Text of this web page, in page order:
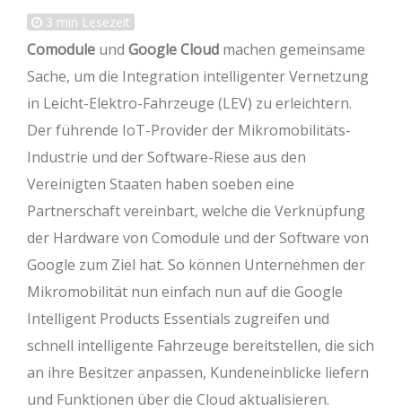
3 min Lesezeit
Comodule und Google Cloud machen gemeinsame
Sache, um die Integration intelligenter Vernetzung
in Leicht-Elektro-Fahrzeuge (LEV) zu erleichtern.
Der führende IoT-Provider der Mikromobilitäts-
Industrie und der Software-Riese aus den
Vereinigten Staaten haben soeben eine
Partnerschaft vereinbart, welche die Verknüpfung
der Hardware von Comodule und der Software von
Google zum Ziel hat. So können Unternehmen der
Mikromobilität nun einfach nun auf die Google
Intelligent Products Essentials zugreifen und
schnell intelligente Fahrzeuge bereitstellen, die sich
an ihre Besitzer anpassen, Kundeneinblicke liefern
und Funktionen über die Cloud aktualisieren.